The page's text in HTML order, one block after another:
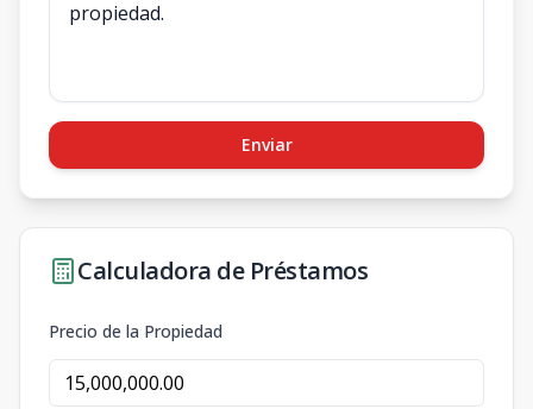
Enviar
Calculadora de Préstamos
Precio de la Propiedad